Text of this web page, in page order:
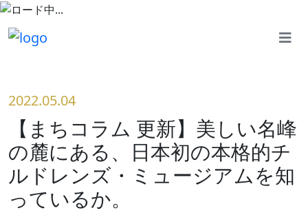
2022.05.04
【まちコラム 更新】美しい名峰
の麓にある、日本初の本格的チ
ルドレンズ・ミュージアムを知
っているか。